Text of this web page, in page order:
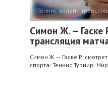
Теннис онлайн
Симон Ж. — Гаске
трансляция
Симон Ж. — Гаске Р.
спорта: Теннис Турнир: